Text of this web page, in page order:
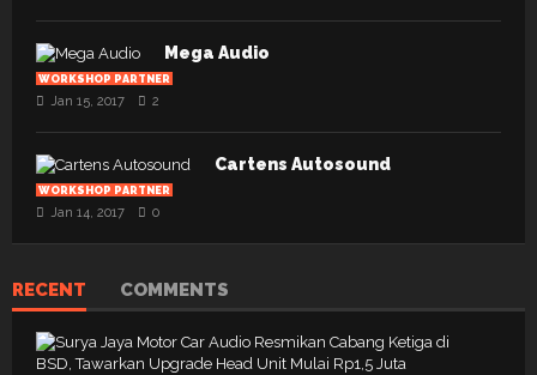
Mega Audio
WORKSHOP PARTNER
Jan 15, 2017 2
Cartens Autosound
WORKSHOP PARTNER
Jan 14, 2017 0
RECENT COMMENTS